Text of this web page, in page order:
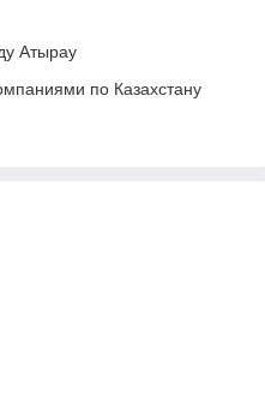
Атырау
по Казахстану